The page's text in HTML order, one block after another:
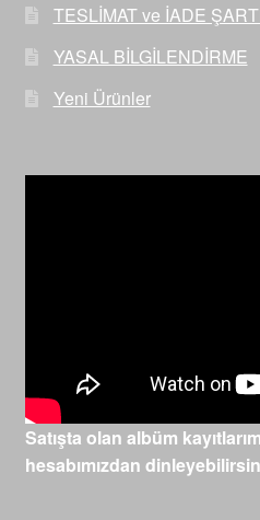
TESLİMAT ve İADE
YASAL BİLGİLENDİRME
Yeni Ürünler
Satışta olan albüm
hesabımızdan